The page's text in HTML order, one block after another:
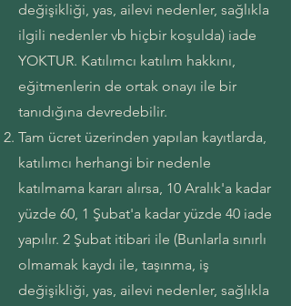
değişikliği, yas, ailevi nedenler, sağlıkla
ilgili nedenler vb hiçbir koşulda) iade
YOKTUR. Katılımcı katılım hakkını,
eğitmenlerin de ortak onayı ile bir
tanıdığına devredebilir.
Tam ücret üzerinden yapılan kayıtlarda,
katılımcı herhangi bir nedenle
katılmama kararı alırsa, 10 Aralık'a kadar
yüzde 60, 1 Şubat'a kadar yüzde 40 iade
yapılır. 2 Şubat itibari ile (Bunlarla sınırlı
olmamak kaydı ile, taşınma, iş
değişikliği, yas, ailevi nedenler, sağlıkla